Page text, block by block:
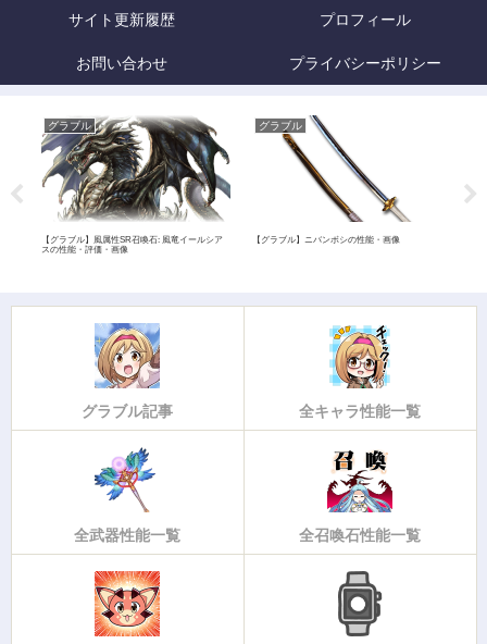
サイト更新履歴 プロフィール
お問い合わせ プライバシーポリシー
グラブル
【グラブル】風属性SR召喚石: 風竜イールシア
スの性能・評価・画像
グラブル
【グラブル】ニバンボシの性能・画像
グラブル記事 全キャラ性能一覧
全武器性能一覧 全召喚石性能一覧